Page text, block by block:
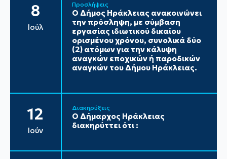
8
Ιούλ
Προσλήψεις
Ο Δήμος Ηράκλειας ανακοινώνει
την πρόσληψη, με σύμβαση
εργασίας ιδιωτικού δικαίου
ορισμένου χρόνου, συνολικά δύο
(2) ατόμων για την κάλυψη
αναγκών εποχικών ή παροδικών
αναγκών του Δήμου Ηράκλειας.
12
Ιούν
Διακηρύξεις
Ο Δήμαρχος Ηράκλειας
διακηρύττει ότι :